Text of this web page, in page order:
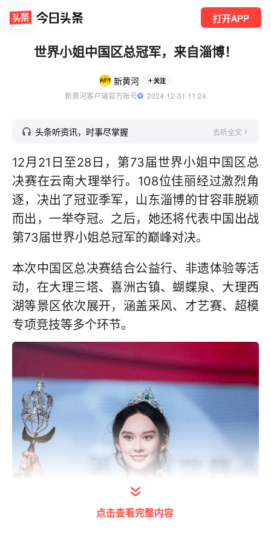
打开APP
世界小姐中国区总冠军，来自淄博！
新黄河 关注
新黄河客户端官方账号
  2024-12-31 11:24
头条听资讯，时事尽掌握 去听全文
12月21日至28日，第73届世界小姐中国区总
决赛在云南大理举行。108位佳丽经过激烈角
逐，决出了冠亚季军，山东淄博的甘容菲脱颖
而出，一举夺冠。之后，她还将代表中国出战
第73届世界小姐总冠军的巅峰对决。
本次中国区总决赛结合公益行、非遗体验等活
动，在大理三塔、喜洲古镇、蝴蝶泉、大理西
湖等景区依次展开，涵盖采风、才艺赛、超模
专项竞技等多个环节。
点击查看完整内容